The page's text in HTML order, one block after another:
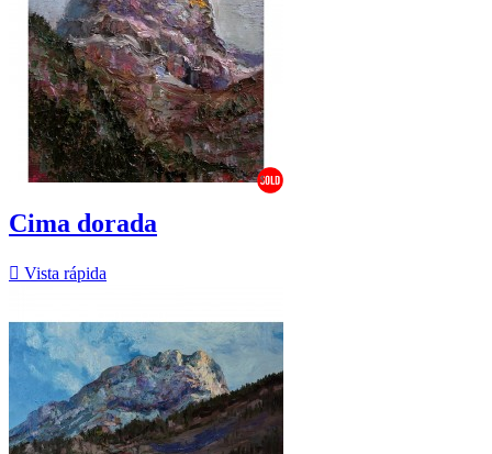
Cima dorada
 Vista rápida